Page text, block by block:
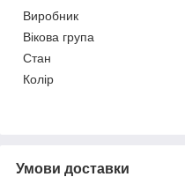
Виробник
Вікова група
Стан
Колір
Умови доставки